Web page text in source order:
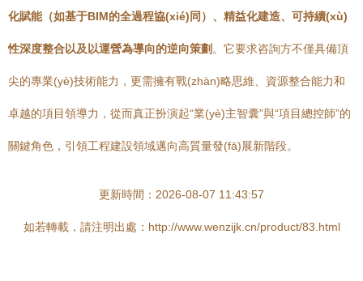
化賦能（如基于BIM的全過程協(xié)同）、精益化建造、可持續(xù)
性深度整合以及以運營為導向的逆向策劃 。它要求咨詢方不僅具備頂
尖的專業(yè)技術能力，更需擁有戰(zhàn)略思維、資源整合能力和
卓越的項目領導力，從而真正扮演起“業(yè)主智囊”與“項目總控師”的
關鍵角色，引領工程建設領域邁向高質量發(fā)展新階段。
更新時間：2026-08-07 11:43:57
如若轉載，請注明出處：http://www.wenzijk.cn/product/83.html